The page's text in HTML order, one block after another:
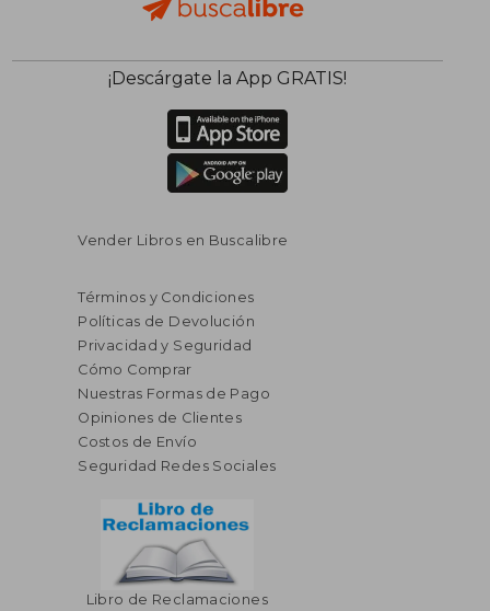
¡Descárgate la App GRATIS!
Vender Libros en Buscalibre
Términos y Condiciones
Políticas de Devolución
Privacidad y Seguridad
Cómo Comprar
Nuestras Formas de Pago
Opiniones de Clientes
Costos de Envío
Seguridad Redes Sociales
Libro de Reclamaciones